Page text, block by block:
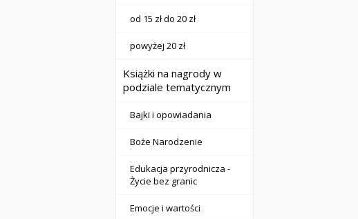
od 15 zł do 20 zł
powyżej 20 zł
Książki na nagrody w
podziale tematycznym
Bajki i opowiadania
Boże Narodzenie
Edukacja przyrodnicza -
Życie bez granic
Emocje i wartości